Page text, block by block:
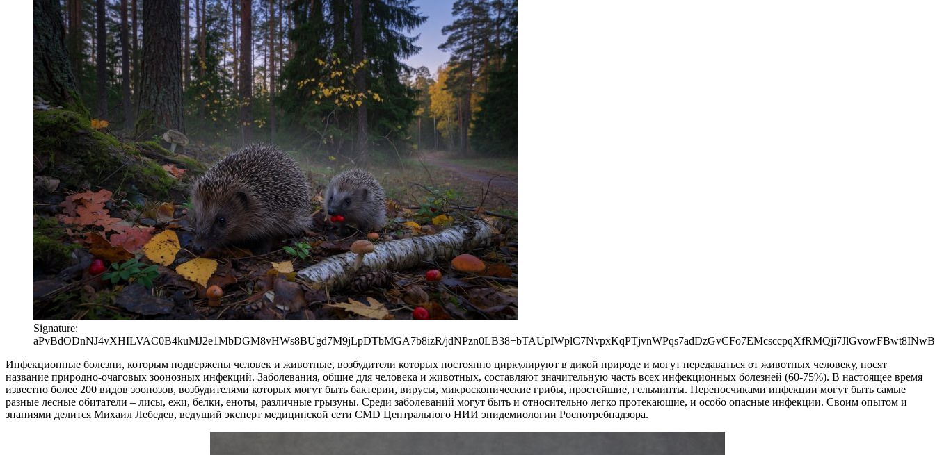
Signature:
aPvBdODnNJ4vXHILVAC0B4kuMJ2e1MbDGM8vHWs8BUgd7M9jLpDTbMGA7b8izR/
Инфекционные болезни, которым подвержены человек и животные, возбудители которых постоянно циркулируют в дикой природе и могут передаваться от животных человеку, носят
название природно-очаговых зоонозных инфекций. Заболевания, общие для человека и животных, составляют значительную часть всех инфекционных болезней (60-75%). В настоящее время
известно более 200 видов зоонозов, возбудителями которых могут быть бактерии, вирусы, микроскопические грибы, простейшие, гельминты. Переносчиками инфекции могут быть самые
разные лесные обитатели – лисы, ежи, белки, еноты, различные грызуны. Среди заболеваний могут быть и относительно легко протекающие, и особо опасные инфекции. Своим опытом и
знаниями делится Михаил Лебедев, ведущий эксперт медицинской сети CMD Центрального НИИ эпидемиологии Роспотребнадзора.